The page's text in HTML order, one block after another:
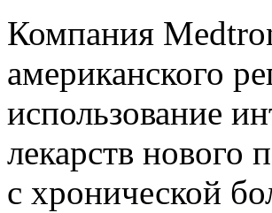
Компания
американского
использование
лекарств нового
с хронической